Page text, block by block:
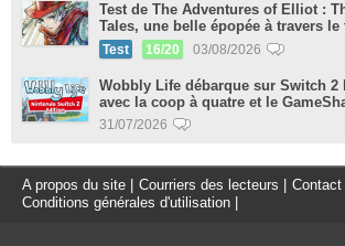
Test de The Adventures of Elliot :
Tales, une belle épopée à travers le
Test 16/20 03/08/2026
Wobbly Life débarque sur Switch 2
avec la coop à quatre et le
31/07/2026
A propos du site Courriers des lecteurs Contact
Conditions générales d'utilisation